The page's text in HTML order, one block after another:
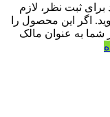
برای ثبت نظر، لازم
اگر این محصول را
شما به عنوان مالک